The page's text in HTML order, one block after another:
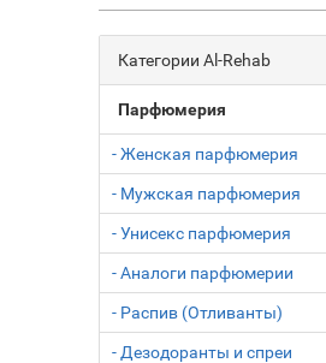
Категории Al-Rehab
Парфюмерия
- Женская парфюмерия
- Мужская парфюмерия
- Унисекс парфюмерия
- Аналоги парфюмерии
- Распив (Отливанты)
- Дезодоранты и спреи